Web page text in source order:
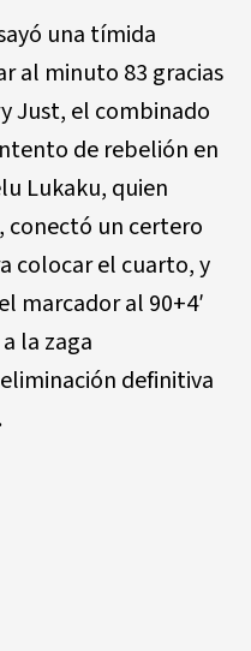
una tímida
al minuto 83 gracias
Just, el combinado
de rebelión en
Lukaku, quien
conectó un certero
colocar el cuarto, y
marcador al 90+4′
la zaga
definitiva